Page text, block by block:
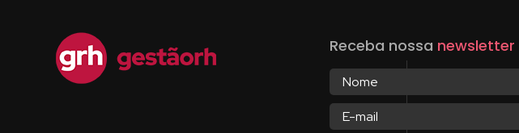
Receba nossa newsletter